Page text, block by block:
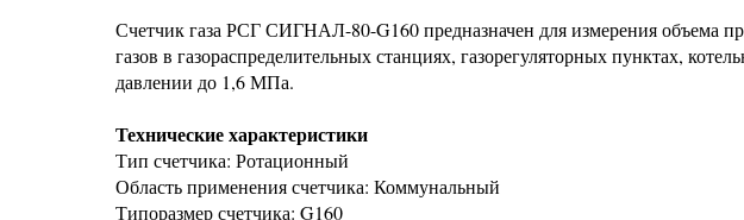
Счетчик газа РСГ СИГНАЛ-80-G160 предназначен для измерения объема
газов в газораспределительных станциях, газорегуляторных пунктах,
давлении до 1,6 МПа.
Технические характеристики
Тип счетчика: Ротационный
Область применения счетчика: Коммунальный
Типоразмер счетчика: G160